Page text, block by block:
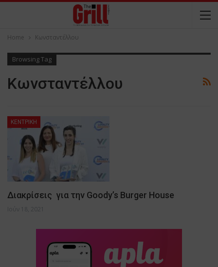
Home Κωνσταντέλλου
Browsing Tag
Κωνσταντέλλου
ΚΕΝΤΡΙΚΗ
Διακρίσεις για την Goody’s Burger House
Ιούν 18, 2021